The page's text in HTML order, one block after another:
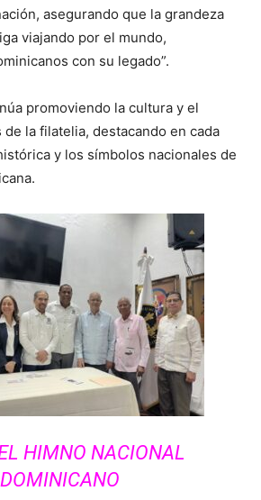
asegurando que la grandeza
viajando por el mundo,
con su legado”.
promoviendo la cultura y el
la filatelia, destacando en cada
y los símbolos nacionales de
HIMNO NACIONAL
DOMINICANO